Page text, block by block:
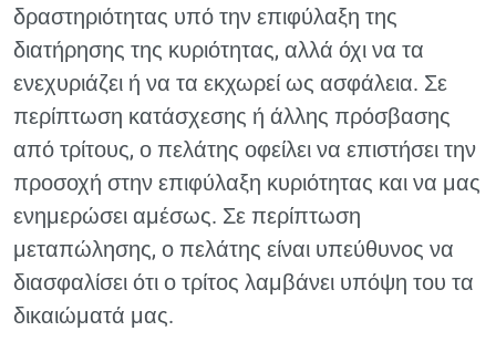
δραστηριότητας υπό την επιφύλαξη της
διατήρησης της κυριότητας, αλλά όχι να τα
ενεχυριάζει ή να τα εκχωρεί ως ασφάλεια. Σε
περίπτωση κατάσχεσης ή άλλης πρόσβασης
από τρίτους, ο πελάτης οφείλει να επιστήσει την
προσοχή στην επιφύλαξη κυριότητας και να μας
ενημερώσει αμέσως. Σε περίπτωση
μεταπώλησης, ο πελάτης είναι υπεύθυνος να
διασφαλίσει ότι ο τρίτος λαμβάνει υπόψη του τα
δικαιώματά μας.